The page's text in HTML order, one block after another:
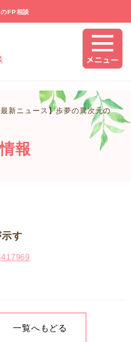
FP相談
最新ニュース】歩夢の異次元の
報
す
一覧へもどる